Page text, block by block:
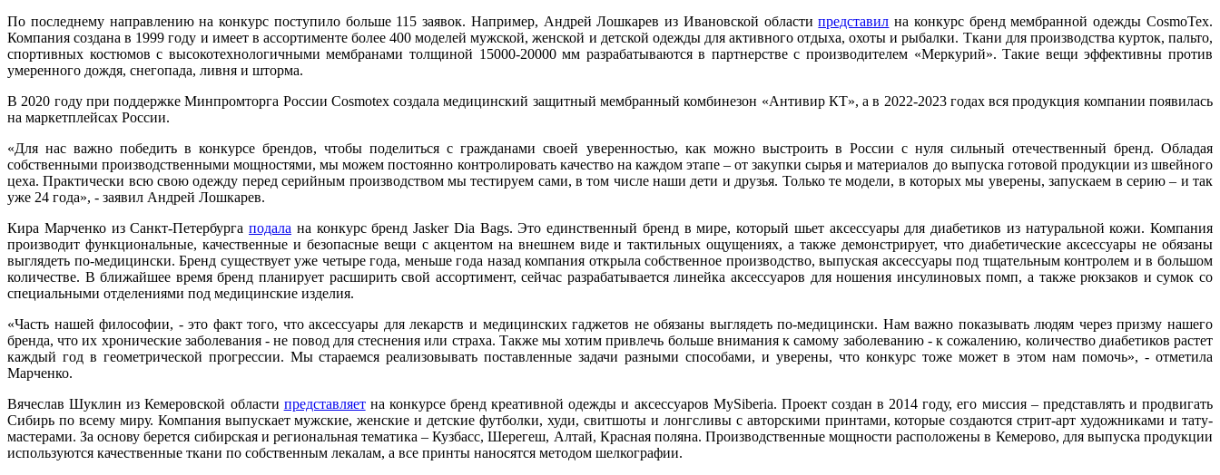
По последнему направлению на конкурс поступило больше 115 заявок. Например, Андрей Лошкарев из Ивановской областипредставил на конкурс бренд мембранной одежды CosmoTex.
Компания создана в 1999 году и имеет в ассортименте более 400 моделей мужской, женской и детской одежды для активного отдыха, охоты и рыбалки. Ткани для производства курток, пальто,
спортивных костюмов с высокотехнологичными мембранами толщиной 15000-20000 мм разрабатываются в партнерстве с производителем «Меркурий». Такие вещи эффективны против
умеренного дождя, снегопада, ливня и шторма.
В 2020 году при поддержке Минпромторга России Cosmotex создала медицинский защитный мембранный комбинезон «Антивир КТ», а в 2022-2023 годах вся продукция компании появилась
на маркетплейсах России.
«Для нас важно победить в конкурсе брендов, чтобы поделиться с гражданами своей уверенностью, как можно выстроить в России с нуля сильный отечественный бренд. Обладая
собственными производственными мощностями, мы можем постоянно контролировать качество на каждом этапе – от закупки сырья и материалов до выпуска готовой продукции из швейного
цеха. Практически всю свою одежду перед серийным производством мы тестируем сами, в том числе наши дети и друзья. Только те модели, в которых мы уверены, запускаем в серию – и так
уже 24 года», - заявил Андрей Лошкарев.
Кира Марченко из Санкт-Петербурга подала на конкурс бренд Jasker Dia Bags. Это единственный бренд в мире, который шьет аксессуары для диабетиков из натуральной кожи. Компания
производит функциональные, качественные и безопасные вещи с акцентом на внешнем виде и тактильных ощущениях, а также демонстрирует, что диабетические аксессуары не обязаны
выглядеть по-медицински. Бренд существует уже четыре года, меньше года назад компания открыла собственное производство, выпуская аксессуары под тщательным контролем и в большом
количестве. В ближайшее время бренд планирует расширить свой ассортимент, сейчас разрабатывается линейка аксессуаров для ношения инсулиновых помп, а также рюкзаков и сумок со
специальными отделениями под медицинские изделия.
«Часть нашей философии, - это факт того, что аксессуары для лекарств и медицинских гаджетов не обязаны выглядеть по-медицински. Нам важно показывать людям через призму нашего
бренда, что их хронические заболевания - не повод для стеснения или страха. Также мы хотим привлечь больше внимания к самому заболеванию - к сожалению, количество диабетиков растет
каждый год в геометрической прогрессии. Мы стараемся реализовывать поставленные задачи разными способами, и уверены, что конкурс тоже может в этом нам помочь», - отметила
Марченко.
Вячеслав Шуклин из Кемеровской области представляетна конкурсе бренд креативной одежды и аксессуаров MySiberia. Проект создан в 2014 году, его миссия – представлять и продвигать
Сибирь по всему миру. Компания выпускает мужские, женские и детские футболки, худи, свитшоты и лонгсливы с авторскими принтами, которые создаются стрит-арт художниками и тату-
мастерами. За основу берется сибирская и региональная тематика – Кузбасс, Шерегеш, Алтай, Красная поляна. Производственные мощности расположены в Кемерово, для выпуска продукции
используются качественные ткани по собственным лекалам, а все принты наносятся методом шелкографии.